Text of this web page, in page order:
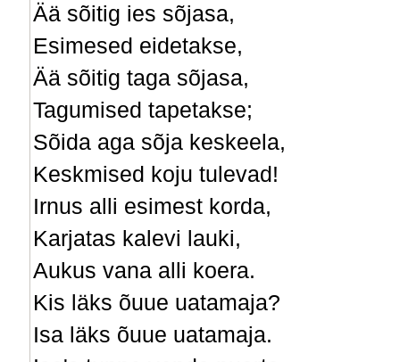
Ää sõitig ies sõjasa,
Esimesed eidetakse,
Ää sõitig taga sõjasa,
Tagumised tapetakse;
Sõida aga sõja keskeela,
Keskmised koju tulevad!
Irnus alli esimest korda,
Karjatas kalevi lauki,
Aukus vana alli koera.
Kis läks õuue uatamaja?
Isa läks õuue uatamaja.